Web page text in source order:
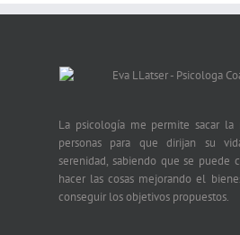
La psicología me permite sacar
personas para que dirijan su
serenidad, sabiendo que se puede
hacer las cosas mejorando el
conseguir los objetivos propuestos.